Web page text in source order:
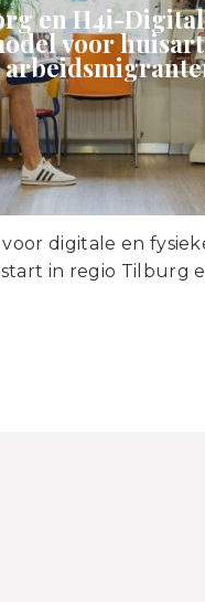
en H4i-
voor
digitale en
in regio Tilburg